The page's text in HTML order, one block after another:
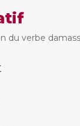
du verbe